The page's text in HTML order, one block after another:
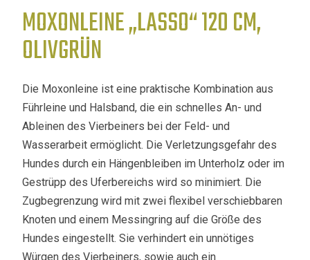
MOXONLEINE „LASSO“ 120 CM,
OLIVGRÜN
Die Moxonleine ist eine praktische Kombination aus
Führleine und Halsband, die ein schnelles An- und
Ableinen des Vierbeiners bei der Feld- und
Wasserarbeit ermöglicht. Die Verletzungsgefahr des
Hundes durch ein Hängenbleiben im Unterholz oder im
Gestrüpp des Uferbereichs wird so minimiert. Die
Zugbegrenzung wird mit zwei flexibel verschiebbaren
Knoten und einem Messingring auf die Größe des
Hundes eingestellt. Sie verhindert ein unnötiges
Würgen des Vierbeiners, sowie auch ein